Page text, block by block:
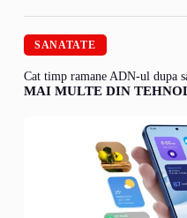
SANATATE
Cat timp ramane ADN-ul dupa
MAI MULTE DIN